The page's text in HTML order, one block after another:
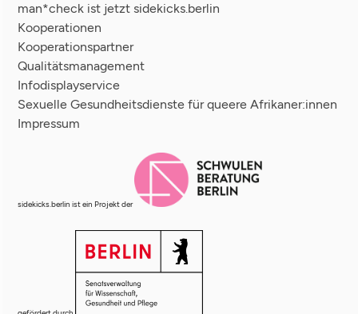
man*check ist jetzt sidekicks.berlin
Kooperationen
Kooperationspartner
Qualitätsmanagement
Infodisplayservice
Sexuelle Gesundheitsdienste für queere Afrikaner:innen
Impressum
sidekicks.berlin ist ein Projekt der